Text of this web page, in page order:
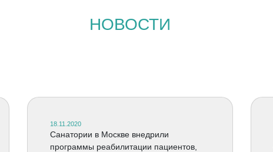
НОВОСТИ
18.11.2020
Санатории в Москве внедрили
программы реабилитации пациентов,